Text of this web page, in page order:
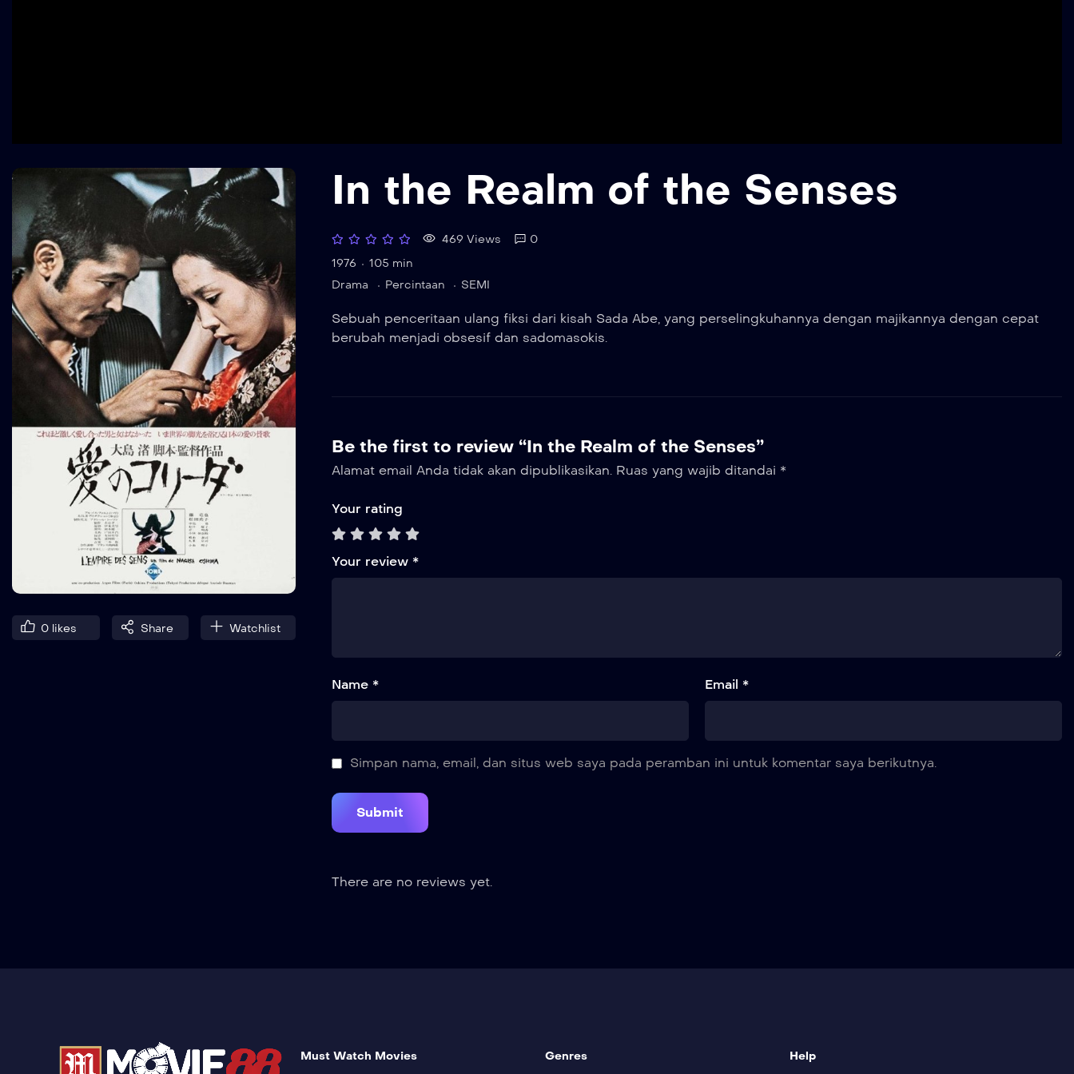
0 likes Share Watchlist
In the Realm of the Senses
469 Views
0
1976
105 min
Drama
Percintaan SEMI
Sebuah penceritaan ulang fiksi dari kisah Sada Abe, yang perselingkuhannya dengan majikannya dengan cepat
berubah menjadi obsesif dan sadomasokis.
Be the first to review “In the Realm of the Senses”
Alamat email Anda tidak akan dipublikasikan. Ruas yang wajib ditandai *
Your rating
Your review *
Name * Email *
Simpan nama, email, dan situs web saya pada peramban ini untuk komentar saya berikutnya.
There are no reviews yet.
Must Watch Movies Genres Help